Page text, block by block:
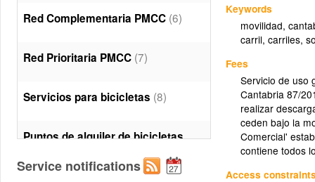
Keywords
movilidad,
carril, carriles,
Fees
Servicio de uso
Cantabria 87/
realizar
ceden bajo la
Comercial'
contiene todos
Access
Red Complementaria PMCC (6)
Red Prioritaria PMCC (7)
Servicios para bicicletas (8)
Puntos de alquiler de bicicletas
Service notifications